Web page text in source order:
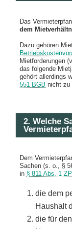
Das
dem
Dazu gehören
Mietforderungen
das folgende
gehört allerdings
551 BGB nicht zu
2. Welche
Dem
Sachen (s. o., §
in § 811 Abs. 1
die dem
Haushalt
die für